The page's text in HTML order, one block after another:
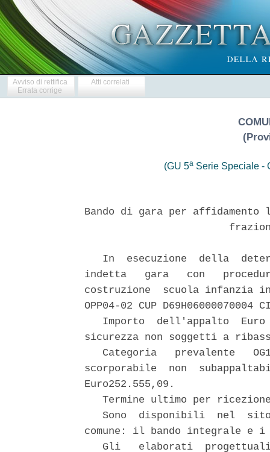
Avviso di rettifica
Errata corrige
Atti correlati
(GU 5a Serie Speciale -
Bando di gara per
In  esecuzione  della
indetta   gara   con
costruzione  scuola infanzia
OPP04-02 CUP D69H06000070004
Importo  dell'appalto
sicurezza non soggetti a
Categoria   prevalente
scorporabile  non
Euro252.555,09.
Termine ultimo per
Sono  disponibili  nel
comune: il bando integrale
Gli   elaborati